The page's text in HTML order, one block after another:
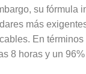
su fórmula
más
En
8 horas y un